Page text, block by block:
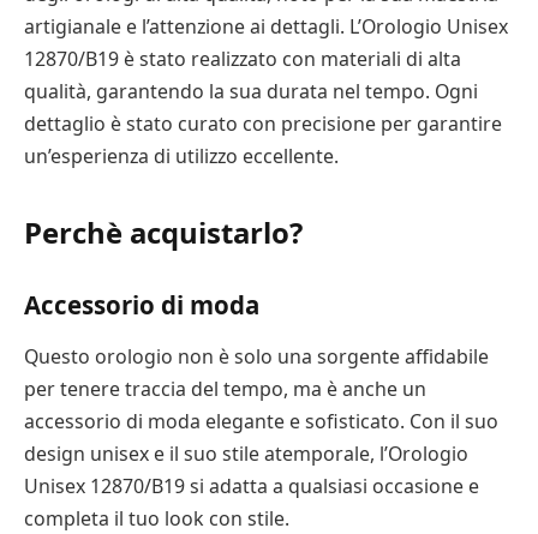
artigianale e l’attenzione ai dettagli. L’Orologio Unisex
12870/B19 è stato realizzato con materiali di alta
qualità, garantendo la sua durata nel tempo. Ogni
dettaglio è stato curato con precisione per garantire
un’esperienza di utilizzo eccellente.
Perchè acquistarlo?
Accessorio di moda
Questo orologio non è solo una sorgente affidabile
per tenere traccia del tempo, ma è anche un
accessorio di moda elegante e sofisticato. Con il suo
design unisex e il suo stile atemporale, l’Orologio
Unisex 12870/B19 si adatta a qualsiasi occasione e
completa il tuo look con stile.